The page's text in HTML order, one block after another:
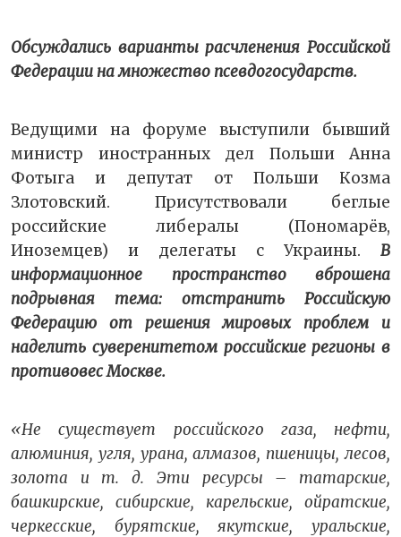
Обсуждались варианты расчленения Российской
Федерации на множество псевдогосударств.
Ведущими на форуме выступили бывший
министр иностранных дел Польши Анна
Фотыга и депутат от Польши Козма
Злотовский. Присутствовали беглые
российские либералы (Пономарёв,
Иноземцев) и делегаты с Украины. В
информационное пространство вброшена
подрывная тема: отстранить Российскую
Федерацию от решения мировых проблем и
наделить суверенитетом российские регионы в
противовес Москве.
«Не существует российского газа, нефти,
алюминия, угля, урана, алмазов, пшеницы, лесов,
золота и т. д. Эти ресурсы – татарские,
башкирские, сибирские, карельские, ойратские,
черкесские, бурятские, якутские, уральские,